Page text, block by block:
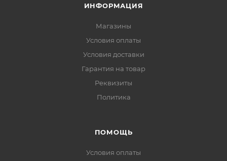
ИНФОРМАЦИЯ
Магазины
Условия оплаты
Условия доставки
Гарантия на товар
Реквизиты
Политика
ПОМОЩЬ
Условия оплаты